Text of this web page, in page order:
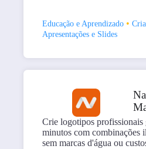
Educação e Aprendizado •
Apresentações e Slides
Crie logotipos profissionais
minutos com combinações
sem marcas d'água ou